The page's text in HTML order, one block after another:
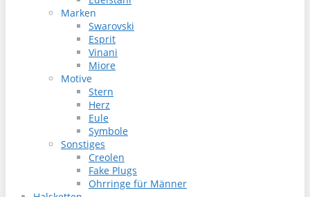
Marken
Swarovski
Esprit
Vinani
Miore
Motive
Stern
Herz
Eule
Symbole
Sonstiges
Creolen
Fake Plugs
Ohrringe für Männer